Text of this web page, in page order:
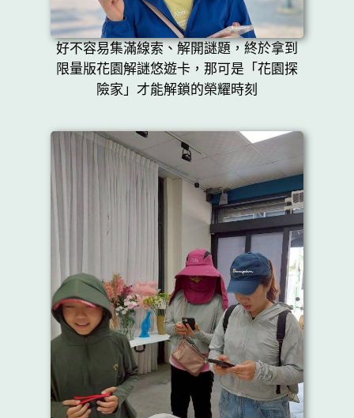
好不容易集滿線索、解開謎題，終於拿到
限量版花園解謎悠遊卡，那可是「花園探
險家」才能解鎖的榮耀時刻